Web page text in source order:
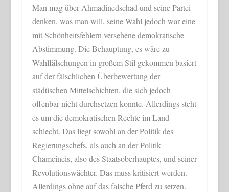
Man mag über Ahmadinedschad und seine Partei
denken, was man will, seine Wahl jedoch war eine
mit Schönheitsfehlern versehene demokratische
Abstimmung. Die Behauptung, es wäre zu
Wahlfälschungen in großem Stil gekommen basiert
auf der fälschlichen Überbewertung der
städtischen Mittelschichten, die sich jedoch
offenbar nicht durchsetzen konnte. Allerdings steht
es um die demokratischen Rechte im Land
schlecht. Das liegt sowohl an der Politik des
Regierungschefs, als auch an der Politik
Chameineis, also des Staatsoberhauptes, und seiner
Revolutionswächter. Das muss kritisiert werden.
Allerdings ohne auf das falsche Pferd zu setzen.